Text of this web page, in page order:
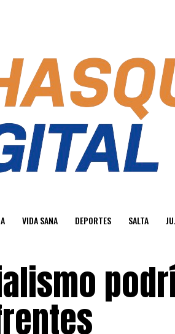
VIDA SANA DEPORTES SALTA